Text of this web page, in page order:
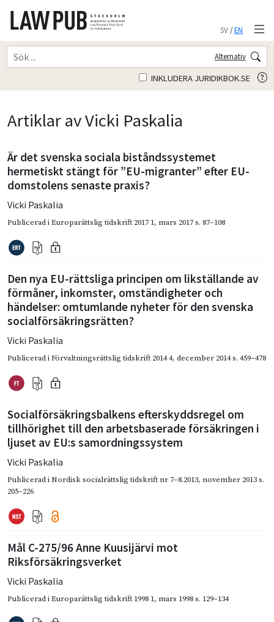
SV/EN
Alternativ
INKLUDERA JURIDIKBOK.SE
Artiklar av Vicki Paskalia
Är det svenska sociala biståndssystemet
hermetiskt stängt för ”EU-migranter” efter EU-
domstolens senaste praxis?
Vicki Paskalia
Publicerad iEuroparättslig tidskrift 2017 1, mars 2017s. 87–108
Den nya EU-rättsliga principen om likställande av
förmåner, inkomster, omständigheter och
händelser: omtumlande nyheter för den svenska
socialförsäkringsrätten?
Vicki Paskalia
Publicerad iFörvaltningsrättslig tidskrift 2014 4, december 2014s. 459–478
Socialförsäkringsbalkens efterskyddsregel om
tillhörighet till den arbetsbaserade försäkringen i
ljuset av EU:s samordningssystem
Vicki Paskalia
Publicerad iNordisk socialrättslig tidskrift nr 7–8.2013, november 2013s.
205–226
Mål C-275/96 Anne Kuusijärvi mot
Riksförsäkringsverket
Vicki Paskalia
Publicerad iEuroparättslig tidskrift 1998 1, mars 1998s. 129–134